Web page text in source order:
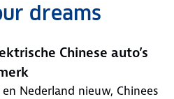
dreams
Chinese auto’s
Nederland nieuw, Chinees